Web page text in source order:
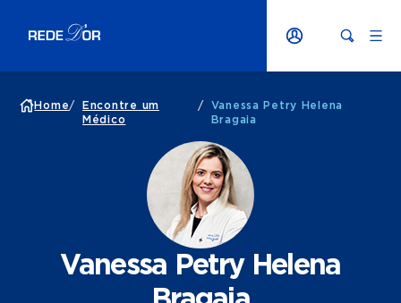
Home/
Encontre um
Médico
/
Vanessa Petry Helena
Bragaia
Vanessa Petry Helena